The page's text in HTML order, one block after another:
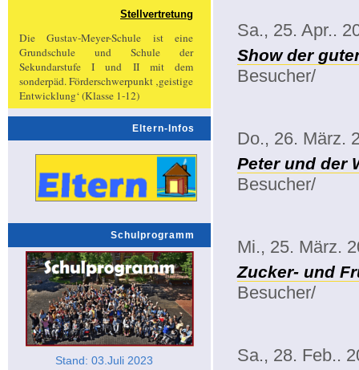
Stellvertretung
Die Gustav-Meyer-Schule ist eine
Grundschule und Schule der
Sekundarstufe I und II mit dem
sonderpäd. Förderschwerpunkt ‚geistige
Entwicklung‘ (Klasse 1-12)
Eltern-Infos
Schulprogramm
Stand: 03.Juli 2023
Sa., 25. Apr..
Show der
Besucher/
Do., 26. März.
Peter und der
Besucher/
Mi., 25. März.
Zucker- und
Besucher/
Sa., 28. Feb..